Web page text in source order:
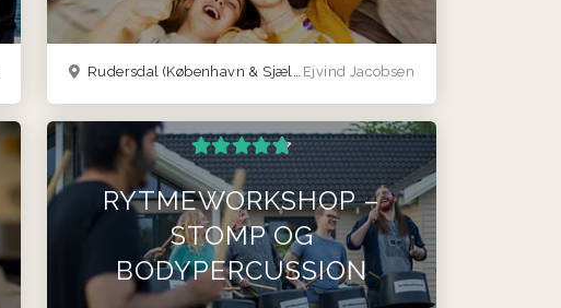
Ejvind Jacobsen
Rudersdal (København & Sjælland)
RYTMEWORKSHOP –
STOMP OG
BODYPERCUSSION